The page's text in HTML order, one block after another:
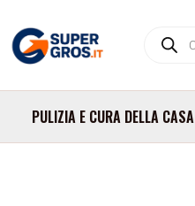
contenuto
search
PULIZIA E CURA DELLA CASA